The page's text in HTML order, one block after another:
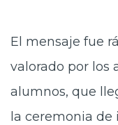
El mensaje fue
valorado por los
alumnos, que
la ceremonia de